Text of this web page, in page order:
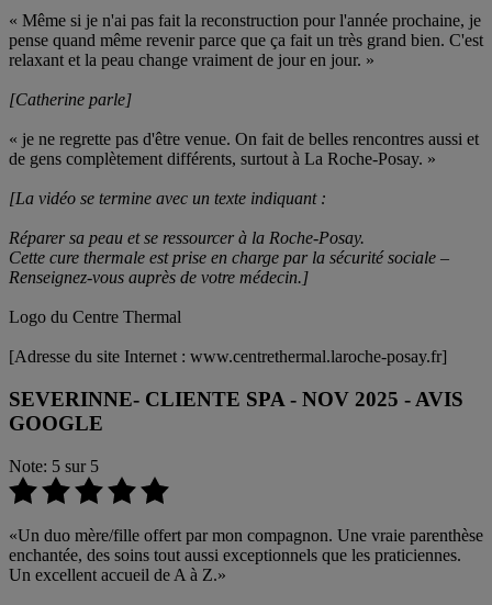
« Même si je n'ai pas fait la reconstruction pour l'année prochaine, je
pense quand même revenir parce que ça fait un très grand bien. C'est
relaxant et la peau change vraiment de jour en jour. »
[Catherine parle]
« je ne regrette pas d'être venue. On fait de belles rencontres aussi et
de gens complètement différents, surtout à La Roche-Posay. »
[La vidéo se termine avec un texte indiquant :
Réparer sa peau et se ressourcer à la Roche-Posay.
Cette cure thermale est prise en charge par la sécurité sociale –
Renseignez-vous auprès de votre médecin.]
Logo du Centre Thermal
[Adresse du site Internet : www.centrethermal.laroche-posay.fr]
SEVERINNE- CLIENTE SPA - NOV 2025 - AVIS
GOOGLE
Note: 5 sur 5
Un duo mère/fille offert par mon compagnon. Une vraie parenthèse
enchantée, des soins tout aussi exceptionnels que les praticiennes.
Un excellent accueil de A à Z.